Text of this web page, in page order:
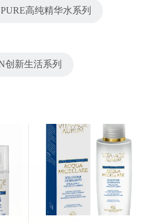
高纯精华水系列
创新生活系列